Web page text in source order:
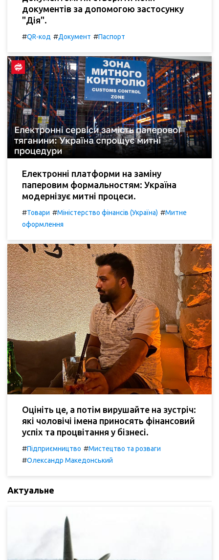
документів за допомогою застосунку
"Дія".
#QR-код #Документ #Паспорт
Електронні платформи на заміну
паперовим формальностям: Україна
модернізує митні процеси.
#Товари #Міністерство фінансів (Україна) #Митне
оформлення
Оцініть це, а потім вирушайте на зустріч:
які чоловічі імена приносять фінансовий
успіх та процвітання у бізнесі.
#Підприємництво #Мистецтво та розваги
#Олександр Македонський
Актуальне